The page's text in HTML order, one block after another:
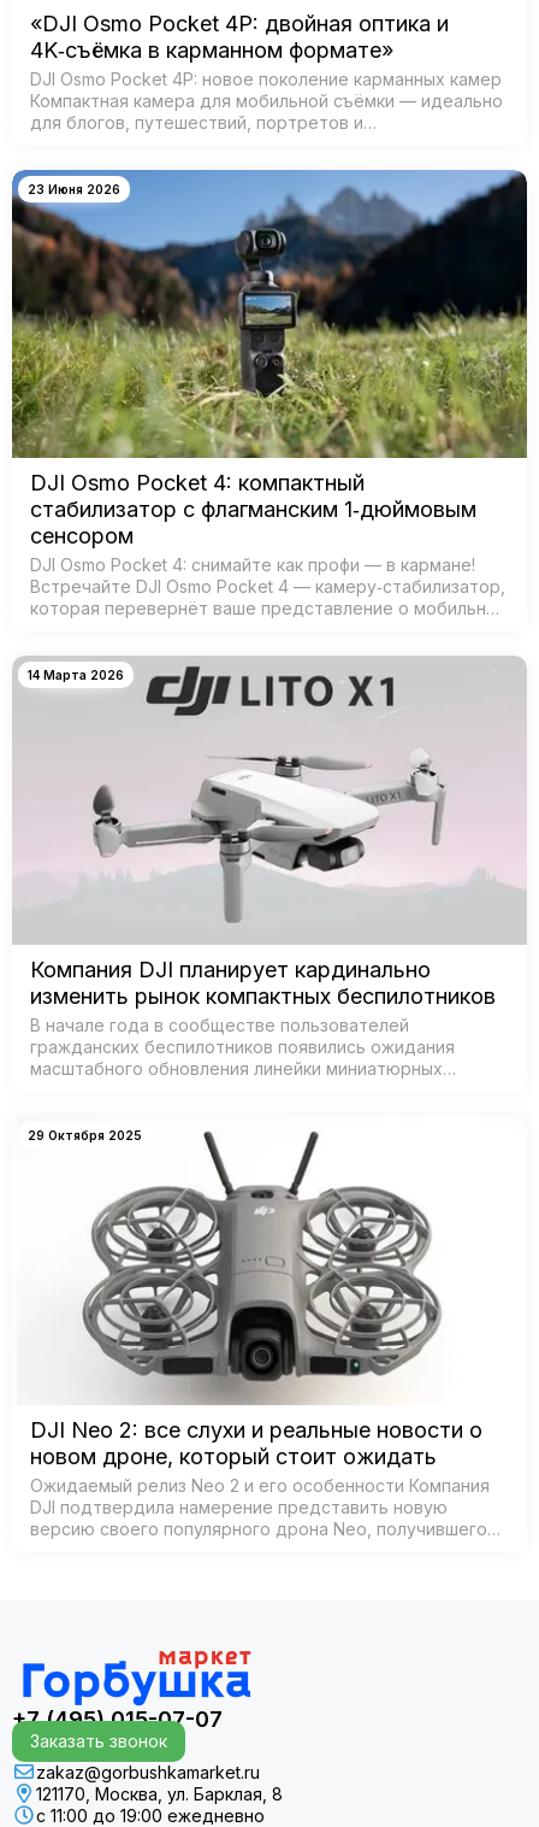
«DJI Osmo Pocket 4P: двойная оптика и
4K‑съёмка в карманном формате»
DJI Osmo Pocket 4P: новое поколение карманных камер
Компактная камера для мобильной съёмки — идеально
для блогов, путешествий, портретов и
двойная система камер: ш…
23 Июня 2026
DJI Osmo Pocket 4: компактный
стабилизатор с флагманским 1‑дюймовым
сенсором
DJI Osmo Pocket 4: снимайте как профи — в кармане!
Встречайте DJI Osmo Pocket 4 — камеру‑стабилизатор,
которая перевернёт ваше представление о мобильной
теперь проф…
14 Марта 2026
Компания DJI планирует кардинально
изменить рынок компактных беспилотников
В начале года в сообществе пользователей
гражданских беспилотников появились ожидания
масштабного обновления линейки миниатюрных
29 Октября 2025
DJI Neo 2: все слухи и реальные новости о
новом дроне, который стоит ожидать
Ожидаемый релиз Neo 2 и его особенности Компания
DJI подтвердила намерение представить новую
версию своего популярного дрона Neo, получившего
+7 (495) 015-07-07
Заказать звонок
zakaz@gorbushkamarket.ru
121170, Москва, ул. Барклая, 8
с 11:00 до 19:00 ежедневно